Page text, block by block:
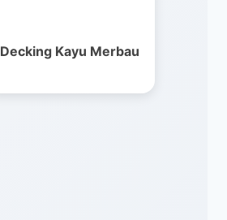
Decking Kayu Merbau